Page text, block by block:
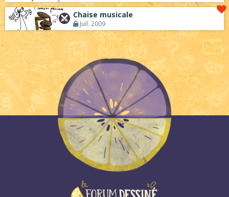
Chaise musicale
Juil. 2009